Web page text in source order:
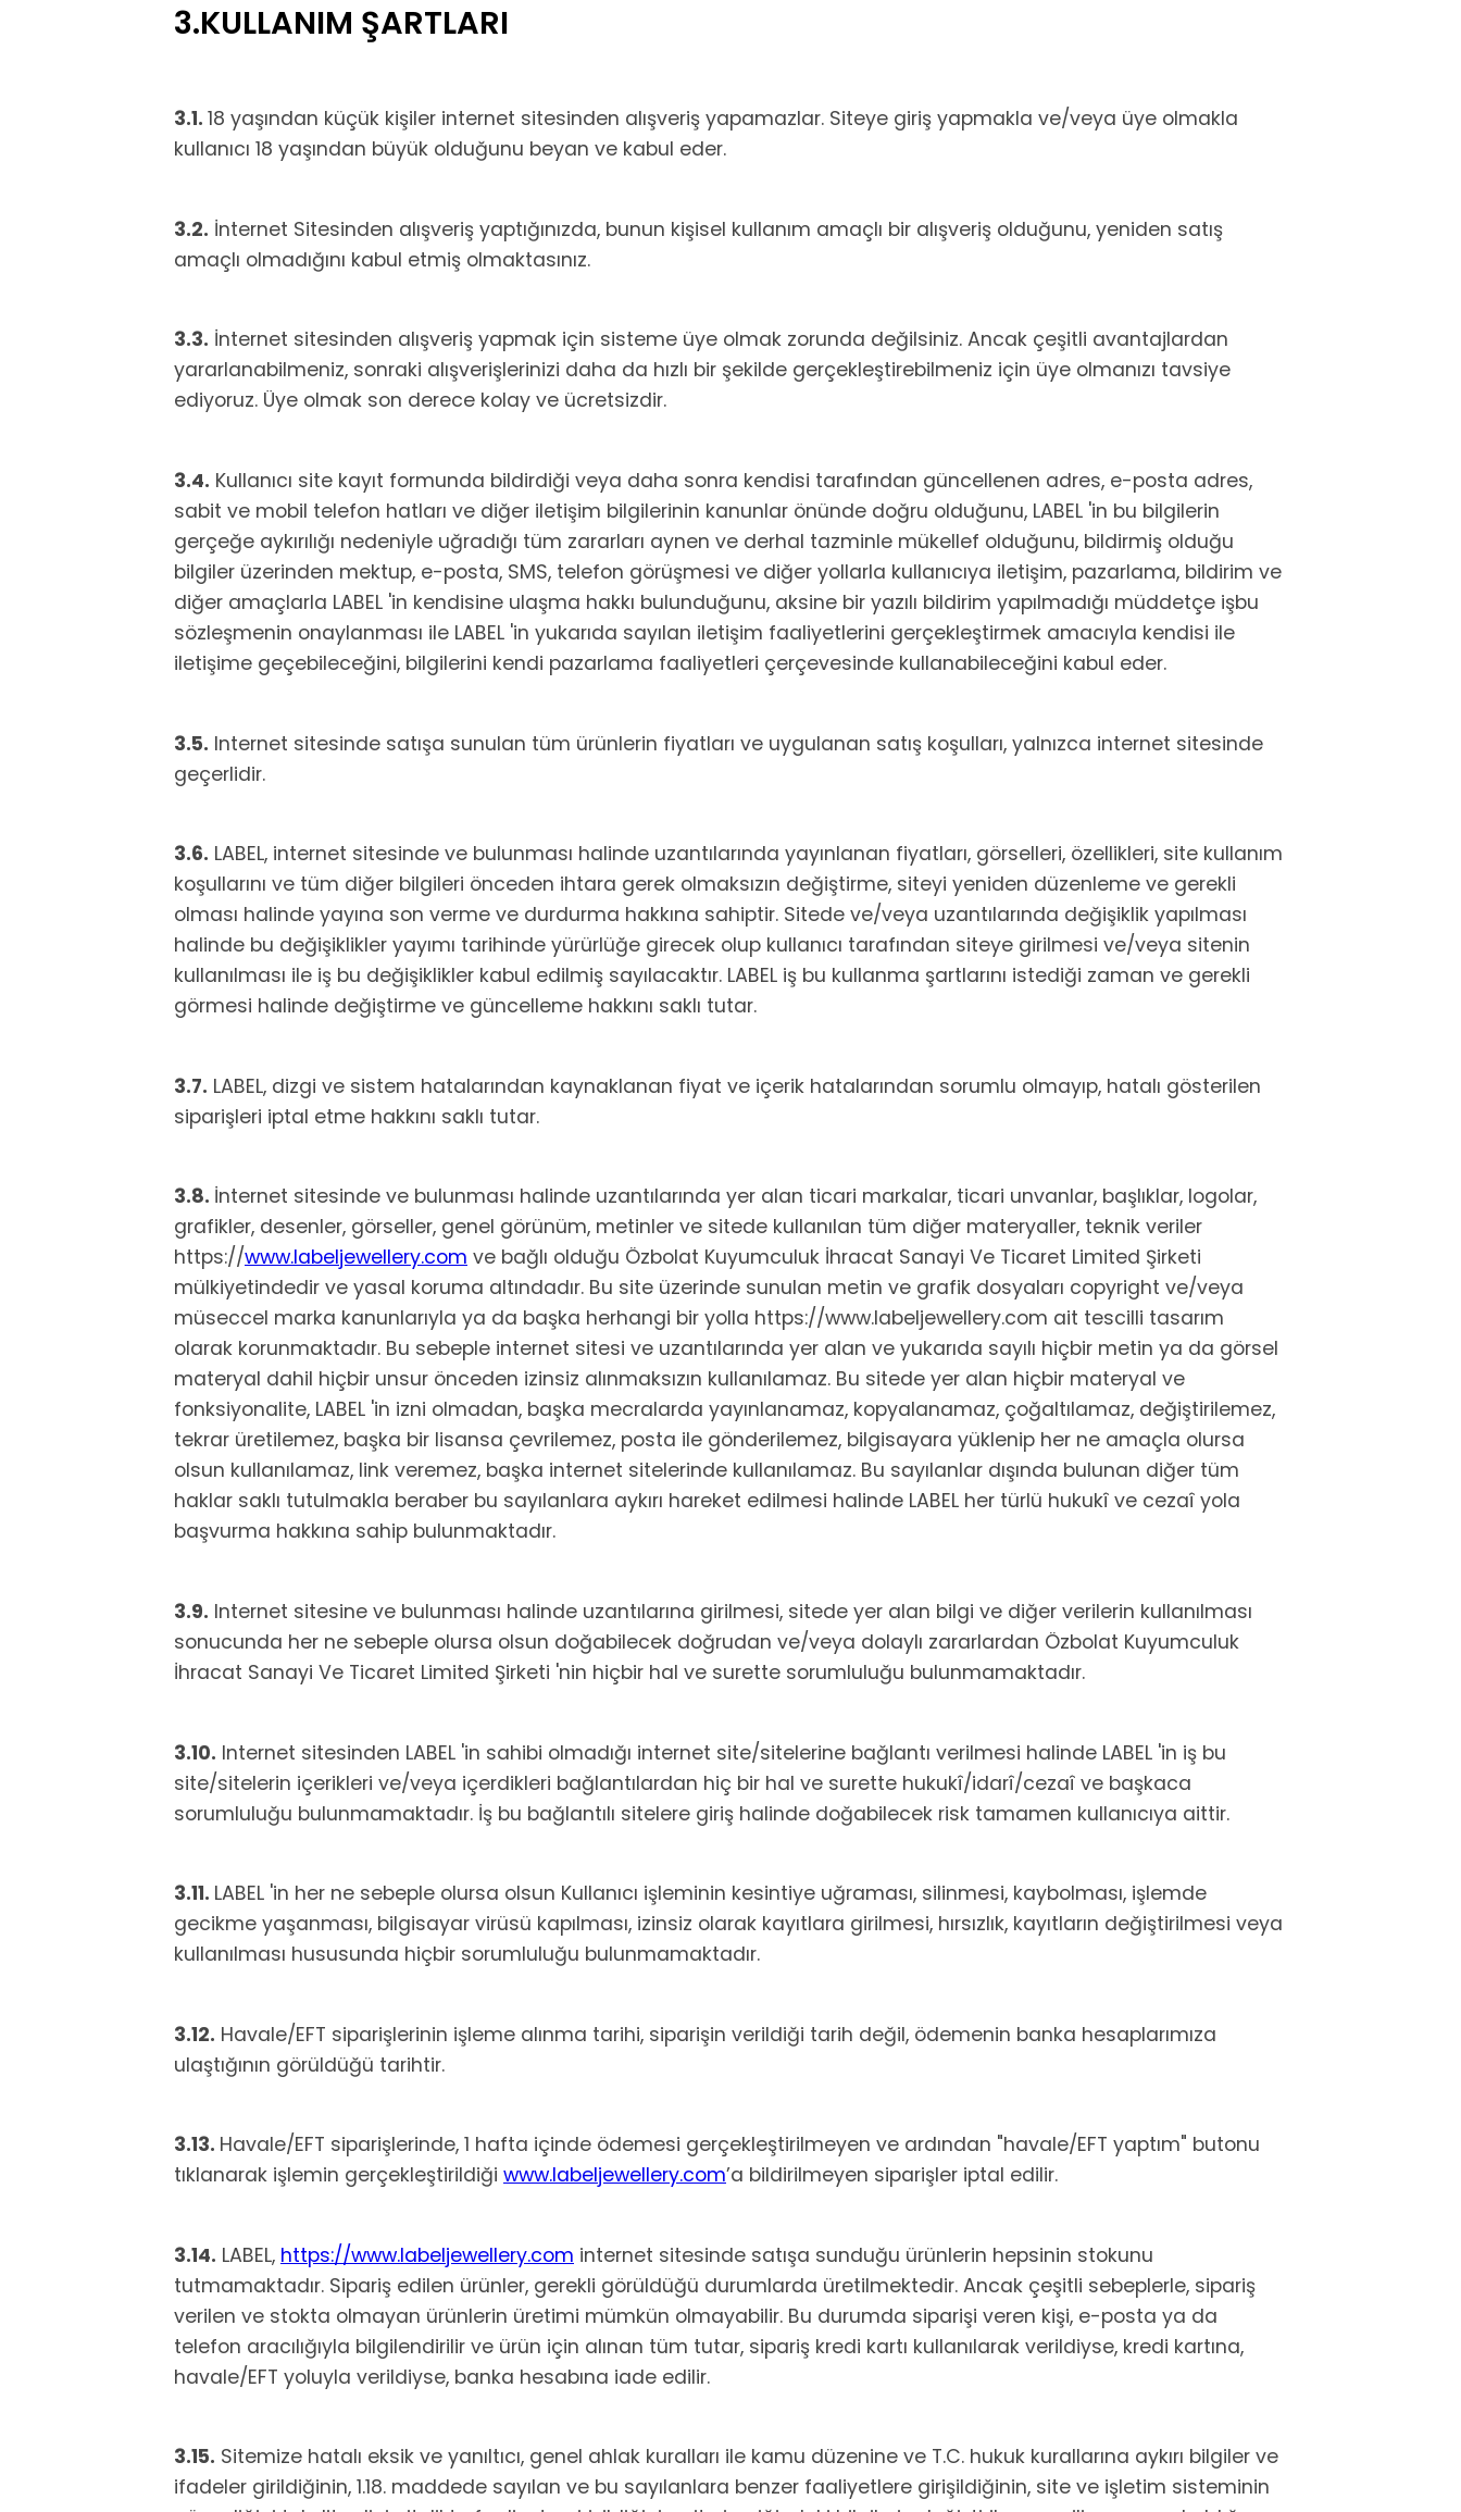
3.KULLANIM ŞARTLARI
3.1. 18 yaşından küçük kişiler internet sitesinden alışveriş yapamazlar. Siteye giriş yapmakla ve/veya üye olmakla
kullanıcı 18 yaşından büyük olduğunu beyan ve kabul eder.
3.2. İnternet Sitesinden alışveriş yaptığınızda, bunun kişisel kullanım amaçlı bir alışveriş olduğunu, yeniden satış
amaçlı olmadığını kabul etmiş olmaktasınız.
3.3. İnternet sitesinden alışveriş yapmak için sisteme üye olmak zorunda değilsiniz. Ancak çeşitli avantajlardan
yararlanabilmeniz, sonraki alışverişlerinizi daha da hızlı bir şekilde gerçekleştirebilmeniz için üye olmanızı tavsiye
ediyoruz. Üye olmak son derece kolay ve ücretsizdir.
3.4. Kullanıcı site kayıt formunda bildirdiği veya daha sonra kendisi tarafından güncellenen adres, e-posta adres,
sabit ve mobil telefon hatları ve diğer iletişim bilgilerinin kanunlar önünde doğru olduğunu, LABEL 'in bu bilgilerin
gerçeğe aykırılığı nedeniyle uğradığı tüm zararları aynen ve derhal tazminle mükellef olduğunu, bildirmiş olduğu
bilgiler üzerinden mektup, e-posta, SMS, telefon görüşmesi ve diğer yollarla kullanıcıya iletişim, pazarlama, bildirim ve
diğer amaçlarla LABEL 'in kendisine ulaşma hakkı bulunduğunu, aksine bir yazılı bildirim yapılmadığı müddetçe işbu
sözleşmenin onaylanması ile LABEL 'in yukarıda sayılan iletişim faaliyetlerini gerçekleştirmek amacıyla kendisi ile
iletişime geçebileceğini, bilgilerini kendi pazarlama faaliyetleri çerçevesinde kullanabileceğini kabul eder.
3.5. Internet sitesinde satışa sunulan tüm ürünlerin fiyatları ve uygulanan satış koşulları, yalnızca internet sitesinde
geçerlidir.
3.6. LABEL, internet sitesinde ve bulunması halinde uzantılarında yayınlanan fiyatları, görselleri, özellikleri, site kullanım
koşullarını ve tüm diğer bilgileri önceden ihtara gerek olmaksızın değiştirme, siteyi yeniden düzenleme ve gerekli
olması halinde yayına son verme ve durdurma hakkına sahiptir. Sitede ve/veya uzantılarında değişiklik yapılması
halinde bu değişiklikler yayımı tarihinde yürürlüğe girecek olup kullanıcı tarafından siteye girilmesi ve/veya sitenin
kullanılması ile iş bu değişiklikler kabul edilmiş sayılacaktır. LABEL iş bu kullanma şartlarını istediği zaman ve gerekli
görmesi halinde değiştirme ve güncelleme hakkını saklı tutar.
3.7. LABEL, dizgi ve sistem hatalarından kaynaklanan fiyat ve içerik hatalarından sorumlu olmayıp, hatalı gösterilen
siparişleri iptal etme hakkını saklı tutar.
3.8. İnternet sitesinde ve bulunması halinde uzantılarında yer alan ticari markalar, ticari unvanlar, başlıklar, logolar,
grafikler, desenler, görseller, genel görünüm, metinler ve sitede kullanılan tüm diğer materyaller, teknik veriler
https://www.labeljewellery.com ve bağlı olduğu Özbolat Kuyumculuk İhracat Sanayi Ve Ticaret Limited Şirketi
mülkiyetindedir ve yasal koruma altındadır. Bu site üzerinde sunulan metin ve grafik dosyaları copyright ve/veya
müseccel marka kanunlarıyla ya da başka herhangi bir yolla https://www.labeljewellery.com ait tescilli tasarım
olarak korunmaktadır. Bu sebeple internet sitesi ve uzantılarında yer alan ve yukarıda sayılı hiçbir metin ya da görsel
materyal dahil hiçbir unsur önceden izinsiz alınmaksızın kullanılamaz. Bu sitede yer alan hiçbir materyal ve
fonksiyonalite, LABEL 'in izni olmadan, başka mecralarda yayınlanamaz, kopyalanamaz, çoğaltılamaz, değiştirilemez,
tekrar üretilemez, başka bir lisansa çevrilemez, posta ile gönderilemez, bilgisayara yüklenip her ne amaçla olursa
olsun kullanılamaz, link veremez, başka internet sitelerinde kullanılamaz. Bu sayılanlar dışında bulunan diğer tüm
haklar saklı tutulmakla beraber bu sayılanlara aykırı hareket edilmesi halinde LABEL her türlü hukukî ve cezaî yola
başvurma hakkına sahip bulunmaktadır.
3.9. Internet sitesine ve bulunması halinde uzantılarına girilmesi, sitede yer alan bilgi ve diğer verilerin kullanılması
sonucunda her ne sebeple olursa olsun doğabilecek doğrudan ve/veya dolaylı zararlardan Özbolat Kuyumculuk
İhracat Sanayi Ve Ticaret Limited Şirketi 'nin hiçbir hal ve surette sorumluluğu bulunmamaktadır.
3.10. Internet sitesinden LABEL 'in sahibi olmadığı internet site/sitelerine bağlantı verilmesi halinde LABEL 'in iş bu
site/sitelerin içerikleri ve/veya içerdikleri bağlantılardan hiç bir hal ve surette hukukî/idarî/cezaî ve başkaca
sorumluluğu bulunmamaktadır. İş bu bağlantılı sitelere giriş halinde doğabilecek risk tamamen kullanıcıya aittir.
3.11. LABEL 'in her ne sebeple olursa olsun Kullanıcı işleminin kesintiye uğraması, silinmesi, kaybolması, işlemde
gecikme yaşanması, bilgisayar virüsü kapılması, izinsiz olarak kayıtlara girilmesi, hırsızlık, kayıtların değiştirilmesi veya
kullanılması hususunda hiçbir sorumluluğu bulunmamaktadır.
3.12. Havale/EFT siparişlerinin işleme alınma tarihi, siparişin verildiği tarih değil, ödemenin banka hesaplarımıza
ulaştığının görüldüğü tarihtir.
3.13. Havale/EFT siparişlerinde, 1 hafta içinde ödemesi gerçekleştirilmeyen ve ardından "havale/EFT yaptım" butonu
tıklanarak işlemin gerçekleştirildiği www.labeljewellery.com’a bildirilmeyen siparişler iptal edilir.
3.14. LABEL, https://www.labeljewellery.com internet sitesinde satışa sunduğu ürünlerin hepsinin stokunu
tutmamaktadır. Sipariş edilen ürünler, gerekli görüldüğü durumlarda üretilmektedir. Ancak çeşitli sebeplerle, sipariş
verilen ve stokta olmayan ürünlerin üretimi mümkün olmayabilir. Bu durumda siparişi veren kişi, e-posta ya da
telefon aracılığıyla bilgilendirilir ve ürün için alınan tüm tutar, sipariş kredi kartı kullanılarak verildiyse, kredi kartına,
havale/EFT yoluyla verildiyse, banka hesabına iade edilir.
3.15. Sitemize hatalı eksik ve yanıltıcı, genel ahlak kuralları ile kamu düzenine ve T.C. hukuk kurallarına aykırı bilgiler ve
ifadeler girildiğinin, 1.18. maddede sayılan ve bu sayılanlara benzer faaliyetlere girişildiğinin, site ve işletim sisteminin